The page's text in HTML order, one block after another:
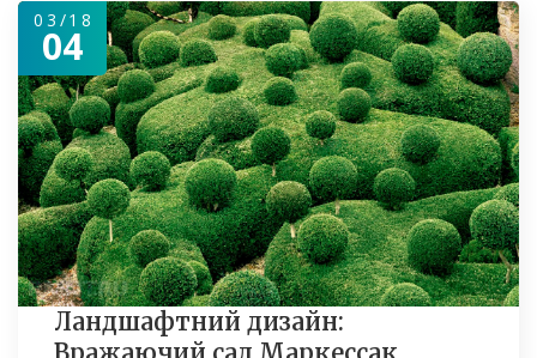
03/18
04
Ландшафтний дизайн: